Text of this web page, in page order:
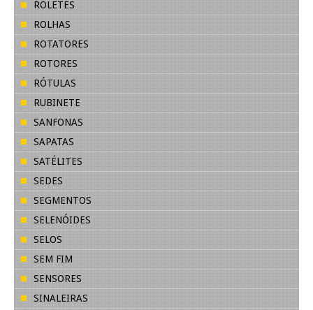
ROLETES
ROLHAS
ROTATORES
ROTORES
RÓTULAS
RUBINETE
SANFONAS
SAPATAS
SATÉLITES
SEDES
SEGMENTOS
SELENÓIDES
SELOS
SEM FIM
SENSORES
SINALEIRAS